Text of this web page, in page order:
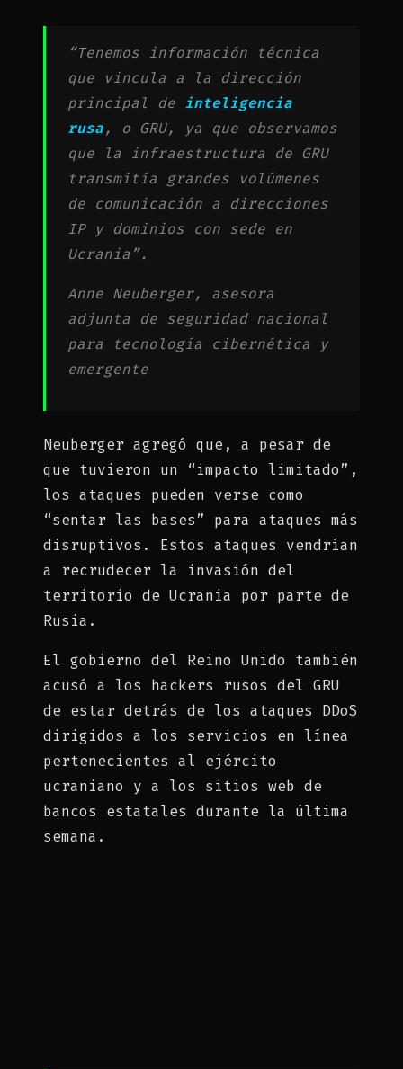
“Tenemos información técnica
que vincula a la dirección
principal de inteligencia
rusa, o GRU, ya que observamos
que la infraestructura de GRU
transmitía grandes volúmenes
de comunicación a direcciones
IP y dominios con sede en
Ucrania”.
Anne Neuberger, asesora
adjunta de seguridad nacional
para tecnología cibernética y
emergente
Neuberger agregó que, a pesar de
que tuvieron un “impacto limitado”,
los ataques pueden verse como
“sentar las bases” para ataques más
disruptivos. Estos ataques vendrían
a recrudecer la invasión del
territorio de Ucrania por parte de
Rusia.
El gobierno del Reino Unido también
acusó a los hackers rusos del GRU
de estar detrás de los ataques DDoS
dirigidos a los servicios en línea
pertenecientes al ejército
ucraniano y a los sitios web de
bancos estatales durante la última
semana.